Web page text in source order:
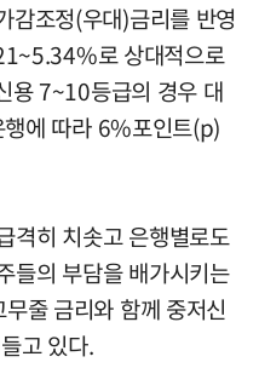
감조정(우대)금리를 반영
로 상대적으로
용 7~10등급의 경우 대
에 따라 6%포인트(p)
격히 치솟고 은행별로도
들의 부담을 배가시키는
줄 금리와 함께 중저신
고 있다.